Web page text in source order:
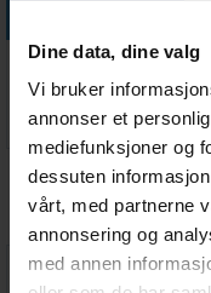
Dine data, dine valg
Vi bruker
annonser et
mediefunksjoner og
dessuten
vårt, med partnerne
annonsering og
med annen
Språk: Engelsk
Utvidelse, krever
Mindbug Tag
Team
254,- Antall på 138,-
Vi